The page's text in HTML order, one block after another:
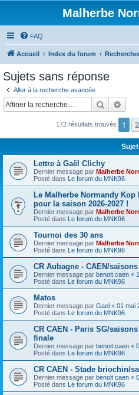
Malherbe
FAQ
Accueil Index du forum
Sujets sans réponse
Aller à la recherche avancée
172 résultats trouvés 1 2
Lettre à Gaël Clichy
Dernier message par Malherbe
Posté dans Le forum du MNK96
Le Malherbe Normandy
pour la saison 2026-2027 !
Dernier message par Malherbe
Posté dans Le forum du MNK96
Tournoi des 30 ans
Dernier message par Malherbe
Posté dans Le forum du MNK96
CR Aubagne - CAEN/saisons
Dernier message par benoit caen «
Posté dans Le forum du MNK96
Matos
Dernier message par Gael « 01 mai
Posté dans Le forum du MNK96
CR CAEN - Paris SG/
finale
Dernier message par benoit caen «
Posté dans Le forum du MNK96
CR CAEN - Stade briochin/
Dernier message par benoit caen «
Posté dans Le forum du MNK96